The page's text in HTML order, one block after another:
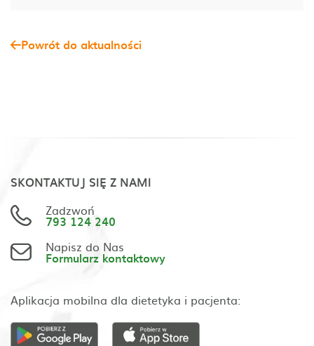
Powrót do aktualności
SKONTAKTUJ SIĘ Z NAMI
Zadzwoń
793 124 240
Napisz do Nas
Formularz kontaktowy
Aplikacja mobilna dla dietetyka i pacjenta: